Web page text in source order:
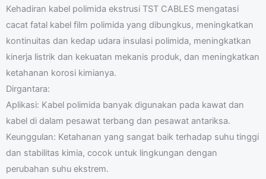
Kehadiran kabel polimida ekstrusi TST CABLES mengatasi
cacat fatal kabel film polimida yang dibungkus, meningkatkan
kontinuitas dan kedap udara insulasi polimida, meningkatkan
kinerja listrik dan kekuatan mekanis produk, dan meningkatkan
ketahanan korosi kimianya.
Dirgantara:
Aplikasi: Kabel polimida banyak digunakan pada kawat dan
kabel di dalam pesawat terbang dan pesawat antariksa.
Keunggulan: Ketahanan yang sangat baik terhadap suhu tinggi
dan stabilitas kimia, cocok untuk lingkungan dengan
perubahan suhu ekstrem.